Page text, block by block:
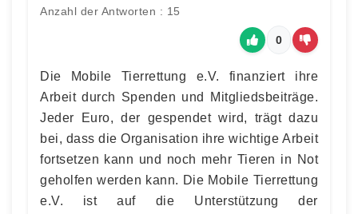
Anzahl der Antworten : 15
0
Die Mobile Tierrettung e.V. finanziert ihre
Arbeit durch Spenden und Mitgliedsbeiträge.
Jeder Euro, der gespendet wird, trägt dazu
bei, dass die Organisation ihre wichtige Arbeit
fortsetzen kann und noch mehr Tieren in Not
geholfen werden kann. Die Mobile Tierrettung
e.V. ist auf die Unterstützung der